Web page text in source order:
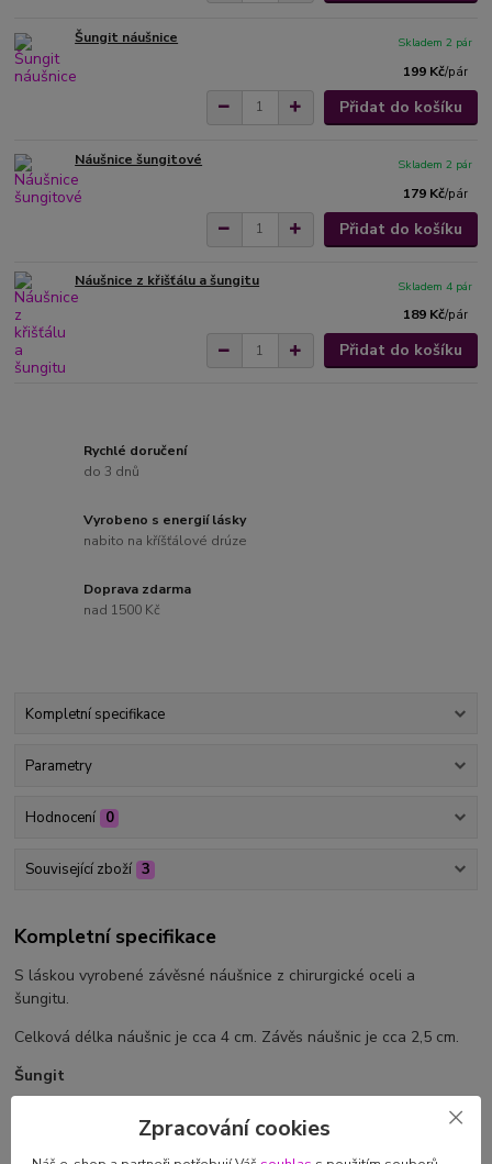
Šungit náušnice
199 Kč/pár
Skladem 2 pár
Přidat do košíku
Náušnice šungitové
179 Kč/pár
Skladem 2 pár
Přidat do košíku
Náušnice z křišťálu a šungitu
189 Kč/pár
Skladem 4 pár
Přidat do košíku
Rychlé doručení
do 3 dnů
Vyrobeno s energií lásky
nabito na kříšťálové drúze
Doprava zdarma
nad 1500 Kč
Kompletní specifikace
Parametry
Hodnocení 0
Související zboží 3
Kompletní specifikace
S láskou vyrobené závěsné náušnice z chirurgické oceli a
šungitu.
Celková délka náušnic je cca 4 cm. Závěs náušnic je cca 2,5 cm.
Šungit
Podporuje změny a osobní růst. Učí schopnosti radovat se ze
Zpracování cookies